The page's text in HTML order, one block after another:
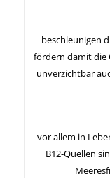
beschleunigen
fördern damit die
unverzichtbar
vor allem in
B12-Quellen